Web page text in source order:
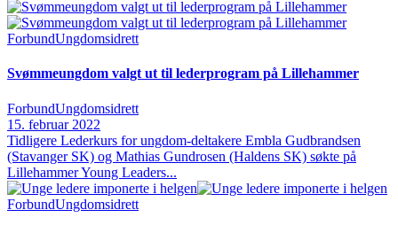
ForbundUngdomsidrett
Svømmeungdom valgt ut til lederprogram på Lillehammer
ForbundUngdomsidrett
15. februar 2022
Tidligere Lederkurs for ungdom-deltakere Embla Gudbrandsen
(Stavanger SK) og Mathias Gundrosen (Haldens SK) søkte på
Lillehammer Young Leaders...
ForbundUngdomsidrett